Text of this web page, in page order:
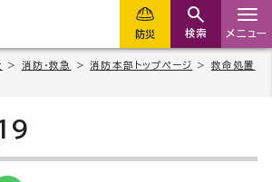
防災 検索 メニュー
> 消防・救急 >消防本部トップページ > 救命処置